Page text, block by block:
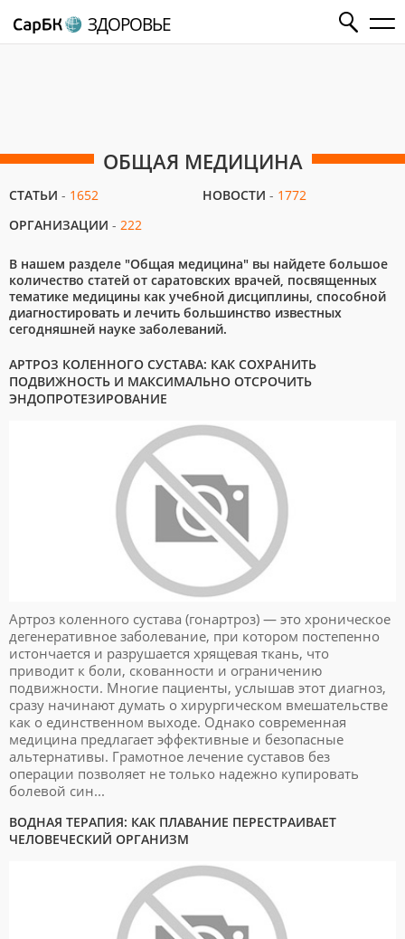
ЗДОРОВЬЕ
ОБЩАЯ МЕДИЦИНА
СТАТЬИ - 1652 НОВОСТИ - 1772
ОРГАНИЗАЦИИ - 222
В нашем разделе "Общая медицина" вы найдете большое
количество статей от саратовских врачей, посвященных
тематике медицины как учебной дисциплины, способной
диагностировать и лечить большинство известных
сегодняшней науке заболеваний.
АРТРОЗ КОЛЕННОГО СУСТАВА: КАК СОХРАНИТЬ
ПОДВИЖНОСТЬ И МАКСИМАЛЬНО ОТСРОЧИТЬ
ЭНДОПРОТЕЗИРОВАНИЕ
Артроз коленного сустава (гонартроз) — это хроническое
дегенеративное заболевание, при котором постепенно
истончается и разрушается хрящевая ткань, что
приводит к боли, скованности и ограничению
подвижности. Многие пациенты, услышав этот диагноз,
сразу начинают думать о хирургическом вмешательстве
как о единственном выходе. Однако современная
медицина предлагает эффективные и безопасные
альтернативы. Грамотное лечение суставов без
операции позволяет не только надежно купировать
болевой син...
ВОДНАЯ ТЕРАПИЯ: КАК ПЛАВАНИЕ ПЕРЕСТРАИВАЕТ
ЧЕЛОВЕЧЕСКИЙ ОРГАНИЗМ